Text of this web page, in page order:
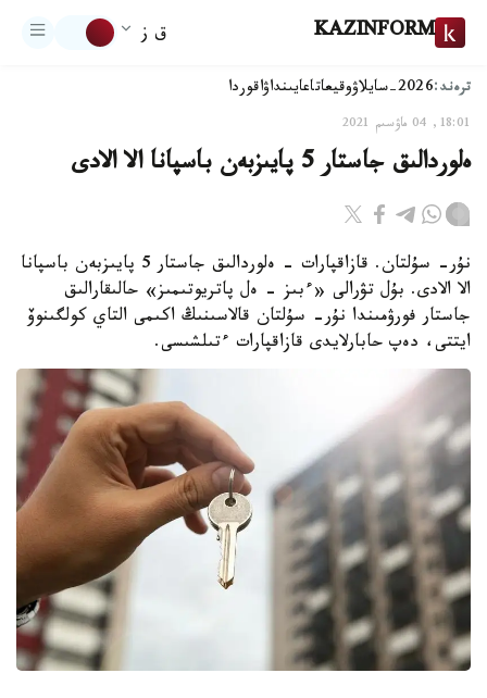
KAZINFORM ق ز
ترەند:2026-سايلاۋ وقيعاتاعايىنداۋاقوردا
18:01, 04 ماۋسىم 2021
ەلوردالىق جاستار 5 پايىزبەن باسپانا الا الادى
نۇر- سۇلتان. قازاقپارات - ەلوردالىق جاستار 5 پايىزبەن باسپانا
الا الادى. بۇل تۋرالى «ءبىز - ەل پاتريوتىمىز» حالىقارالىق
جاستار فورۋمىندا نۇر- سۇلتان قالاسىنىڭ اكىمى التاي كولگىنوۆ
ايتتى، دەپ حابارلايدى قازاقپارات ءتىلشىسى.